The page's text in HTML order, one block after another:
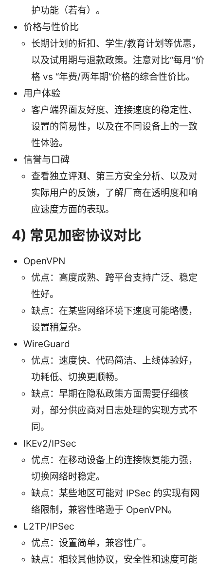
护功能（若有）。
价格与性价比
长期计划的折扣、学生/教育计划等优惠，
以及试用期与退款政策。注意对比“每月”价
格 vs “年费/两年期”价格的综合性价比。
用户体验
客户端界面友好度、连接速度的稳定性、
设置的简易性，以及在不同设备上的一致
性体验。
信誉与口碑
查看独立评测、第三方安全分析、以及对
实际用户的反馈，了解厂商在透明度和响
应速度方面的表现。
4) 常见加密协议对比
OpenVPN
优点：高度成熟、跨平台支持广泛、稳定
性好。
缺点：在某些网络环境下速度可能略慢，
设置稍复杂。
WireGuard
优点：速度快、代码简洁、上线体验好，
功耗低、切换更顺畅。
缺点：早期在隐私政策方面需要仔细核
对，部分供应商对日志处理的实现方式不
同。
IKEv2/IPSec
优点：在移动设备上的连接恢复能力强，
切换网络时稳定。
缺点：某些地区可能对 IPSec 的实现有网
络限制，兼容性略逊于 OpenVPN。
L2TP/IPSec
优点：设置简单，兼容性广。
缺点：相较其他协议，安全性和速度可能